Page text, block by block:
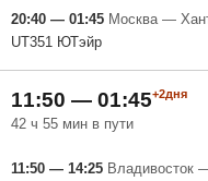
20:40 — 01:45 Москва —
UT351 ЮТэйр
11:50 — 01:45+2дня
42 ч 55 мин в пути
11:50 — 14:25 Владивосток